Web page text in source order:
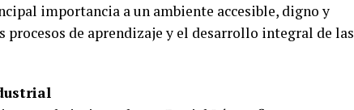
importancia a un ambiente accesible, digno y
procesos de aprendizaje y el desarrollo integral de las